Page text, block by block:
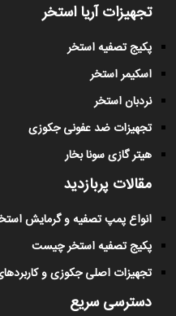
تجهیزات آریا استخر
پکیج تصفیه استخر
اسکیمر استخر
نردبان استخر
تجهیزات ضد عفونی جکوزی
هیتر گازی سونا بخار
مقالات پربازدید
انواع پمپ تصفیه و گرمایش
پکیج تصفیه استخر چیست
تجهیزات اصلی جکوزی و
دسترسی سریع